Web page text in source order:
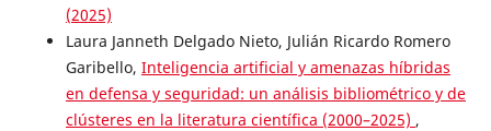
(2025)
Laura Janneth Delgado Nieto, Julián Ricardo Romero
Garibello, Inteligencia artificial y amenazas híbridas
en defensa y seguridad: un análisis bibliométrico y de
clústeres en la literatura científica (2000–2025) ,